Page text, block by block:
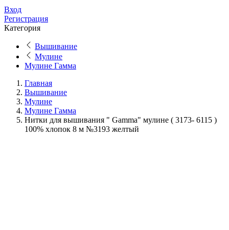
Вход
Регистрация
Категория
Вышивание
Мулине
Мулине Гамма
Главная
Вышивание
Мулине
Мулине Гамма
Нитки для вышивания " Gamma" мулине ( 3173- 6115 )
100% хлопок 8 м №3193 желтый